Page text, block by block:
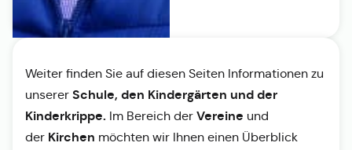
Weiter finden Sie auf diesen Seiten Informationen zu
unserer Schule, den Kindergärten und der
Kinderkrippe. Im Bereich der Vereine und
der Kirchen möchten wir Ihnen einen Überblick